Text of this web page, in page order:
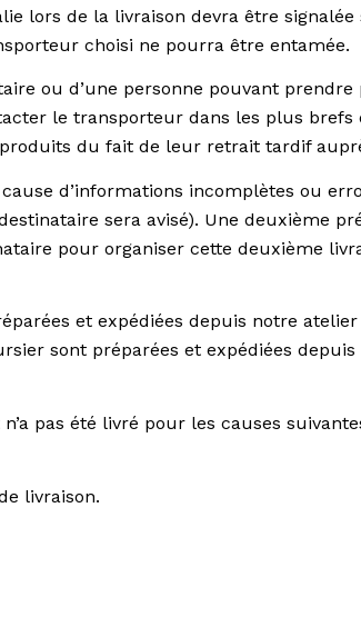
lors de la livraison devra être
choisi ne pourra être entamée.
ou d’une personne pouvant
le transporteur dans les plus brefs
du fait de leur retrait tardif
d’informations incomplètes ou
sera avisé). Une deuxième
pour organiser cette deuxième
et expédiées depuis notre
sont préparées et expédiées
pas été livré pour les causes
livraison.